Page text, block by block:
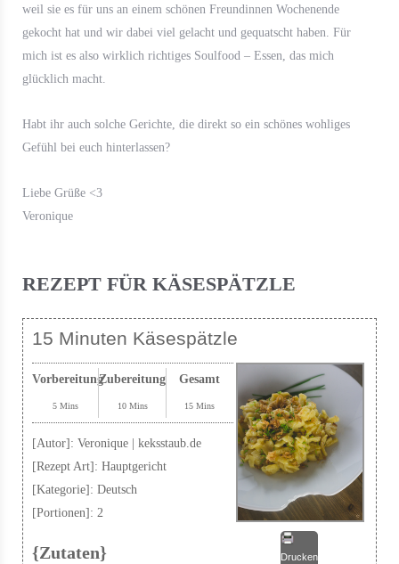
weil sie es für uns an einem schönen Freundinnen Wochenende
gekocht hat und wir dabei viel gelacht und gequatscht haben. Für
mich ist es also wirklich richtiges Soulfood – Essen, das mich
glücklich macht.
Habt ihr auch solche Gerichte, die direkt so ein schönes wohliges
Gefühl bei euch hinterlassen?
Liebe Grüße <3
Veronique
REZEPT FÜR KÄSESPÄTZLE
15 Minuten Käsespätzle
Drucken
Vorbereitung
5 Mins
Zubereitung
10 Mins
Gesamt
15 Mins
[Autor]: Veronique | keksstaub.de
[Rezept Art]: Hauptgericht
[Kategorie]: Deutsch
[Portionen]: 2
{Zutaten}